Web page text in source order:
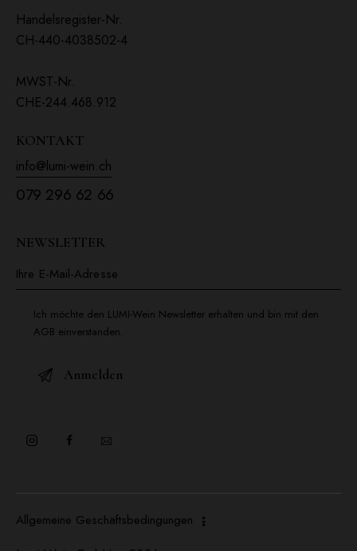
Handelsregister-Nr.
CH-440-4038502-4
MWST-Nr.
CHE-244.468.912
KONTAKT
info@lumi-wein.ch
079 296 62 66
NEWSLETTER
Ich möchte den LUMI-Wein Newsletter erhalten und bin mit den
AGB einverstanden.
Allgemeine Geschäftsbedingungen